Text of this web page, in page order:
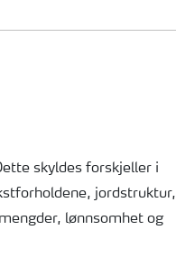
skyldes forskjeller i
jordstruktur,
lønnsomhet og